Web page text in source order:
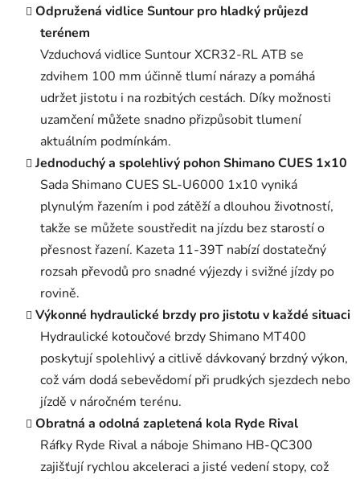
Odpružená vidlice Suntour pro hladký průjezd
terénem
Vzduchová vidlice Suntour XCR32-RL ATB se
zdvihem 100 mm účinně tlumí nárazy a pomáhá
udržet jistotu i na rozbitých cestách. Díky možnosti
uzamčení můžete snadno přizpůsobit tlumení
aktuálním podmínkám.
Jednoduchý a spolehlivý pohon Shimano CUES 1x10
Sada Shimano CUES SL-U6000 1x10 vyniká
plynulým řazením i pod zátěží a dlouhou životností,
takže se můžete soustředit na jízdu bez starostí o
přesnost řazení. Kazeta 11-39T nabízí dostatečný
rozsah převodů pro snadné výjezdy i svižné jízdy po
rovině.
Výkonné hydraulické brzdy pro jistotu v každé situaci
Hydraulické kotoučové brzdy Shimano MT400
poskytují spolehlivý a citlivě dávkovaný brzdný výkon,
což vám dodá sebevědomí při prudkých sjezdech nebo
jízdě v náročném terénu.
Obratná a odolná zapletená kola Ryde Rival
Ráfky Ryde Rival a náboje Shimano HB-QC300
zajišťují rychlou akceleraci a jisté vedení stopy, což